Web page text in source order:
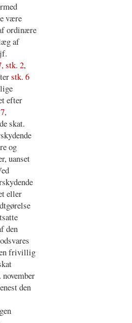
være
ordinære
af
stk. 2,
stk. 6
efter
7,
skat.
og
uanset
eller
den
en frivillig
den